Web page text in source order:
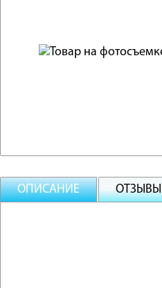
ОПИСАНИЕ ОТЗЫВЫ